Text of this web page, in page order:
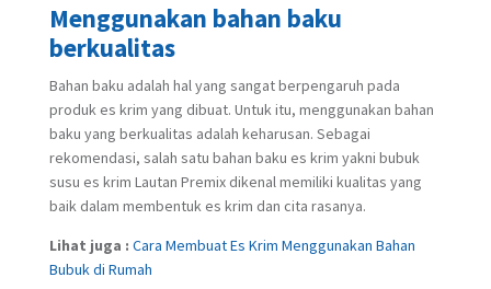
Menggunakan bahan baku
berkualitas
Bahan baku adalah hal yang sangat berpengaruh pada
produk es krim yang dibuat. Untuk itu, menggunakan bahan
baku yang berkualitas adalah keharusan. Sebagai
rekomendasi, salah satu bahan baku es krim yakni bubuk
susu es krim Lautan Premix dikenal memiliki kualitas yang
baik dalam membentuk es krim dan cita rasanya.
Lihat juga : Cara Membuat Es Krim Menggunakan Bahan
Bubuk di Rumah